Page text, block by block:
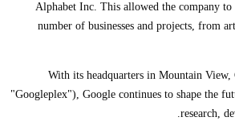
Alphabet Inc. This allowed the company
number of businesses and projects, from
With its headquarters in Mountain
"Googleplex"), Google continues to shape the
research,